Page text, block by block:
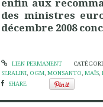
des ministres
décembre 2008
LIEN PERMANENT
SERALINI, OGM, MONSANTO, MAÏS,
SHARE